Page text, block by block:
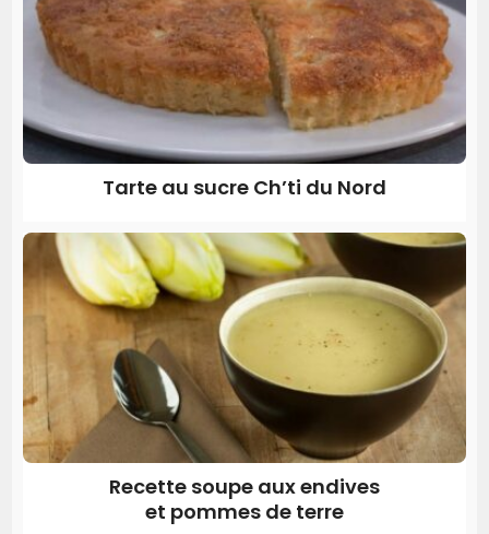
Tarte au sucre Ch’ti du Nord
Recette soupe aux endives
et pommes de terre